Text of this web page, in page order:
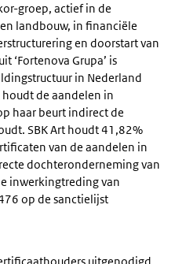
groep, actief in de
landbouw, in financiële
en doorstart van
‘Fortenova Grupa’ is
in Nederland
houdt de aandelen in
haar beurt indirect de
SBK Art houdt 41,82%
van de aandelen in
dochteronderneming van
inwerkingtreding van
op de sanctielijst